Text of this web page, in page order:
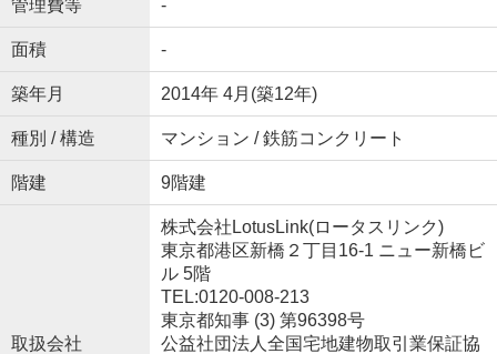
管理費等 -
面積 -
築年月 2014年 4月(築12年)
種別 / 構造 マンション / 鉄筋コンクリート
階建 9階建
取扱会社
株式会社LotusLink(ロータスリンク)
東京都港区新橋２丁目16-1 ニュー新橋ビ
ル 5階
TEL:0120-008-213
東京都知事 (3) 第96398号
公益社団法人全国宅地建物取引業保証協